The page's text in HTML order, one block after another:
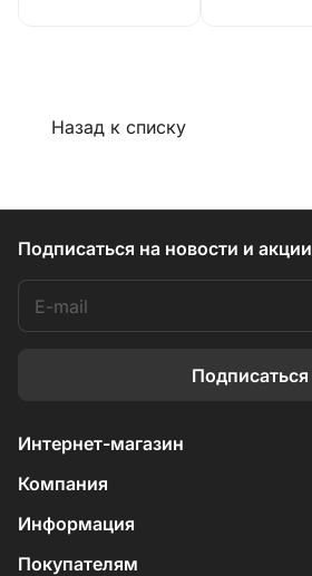
Назад к списку
Подписаться на новости и акции
Подписаться
Интернет-магазин
Компания
Информация
Покупателям